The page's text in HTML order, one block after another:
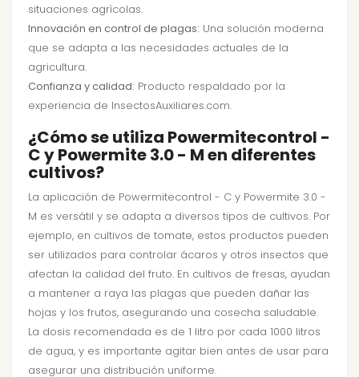
situaciones agrícolas.
Innovación en control de plagas: Una solución moderna
que se adapta a las necesidades actuales de la
agricultura.
Confianza y calidad: Producto respaldado por la
experiencia de InsectosAuxiliares.com.
¿Cómo se utiliza Powermitecontrol -
C y Powermite 3.0 - M en diferentes
cultivos?
La aplicación de Powermitecontrol - C y Powermite 3.0 -
M es versátil y se adapta a diversos tipos de cultivos. Por
ejemplo, en cultivos de tomate, estos productos pueden
ser utilizados para controlar ácaros y otros insectos que
afectan la calidad del fruto. En cultivos de fresas, ayudan
a mantener a raya las plagas que pueden dañar las
hojas y los frutos, asegurando una cosecha saludable.
La dosis recomendada es de 1 litro por cada 1000 litros
de agua, y es importante agitar bien antes de usar para
asegurar una distribución uniforme.